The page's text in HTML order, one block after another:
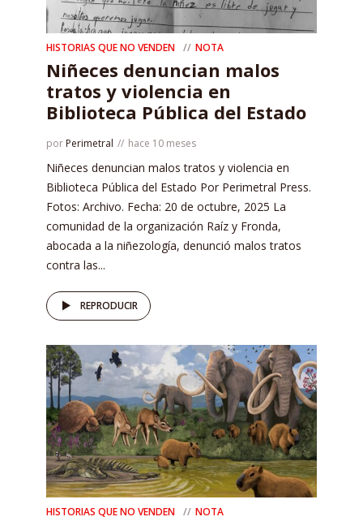
HISTORIAS QUE NO VENDEN NOTA
Niñeces denuncian malos
tratos y violencia en
Biblioteca Pública del Estado
por Perimetral hace 10 meses
Niñeces denuncian malos tratos y violencia en
Biblioteca Pública del Estado Por Perimetral Press.
Fotos: Archivo. Fecha: 20 de octubre, 2025 La
comunidad de la organización Raíz y Fronda,
abocada a la niñezología, denunció malos tratos
contra las...
REPRODUCIR
HISTORIAS QUE NO VENDEN NOTA